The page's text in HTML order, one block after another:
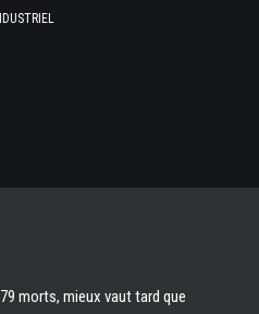
morts, mieux vaut tard que